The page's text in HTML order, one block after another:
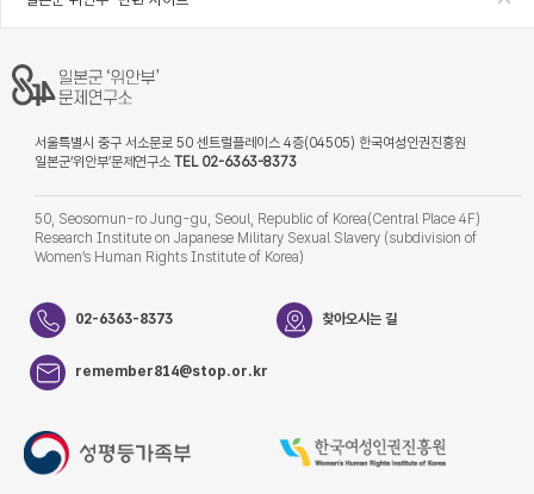
서울특별시 중구 서소문로 50 센트럴플레이스 4층(04505) 한국여성인권진흥원
일본군‘위안부’문제연구소 TEL 02-6363-8373
50, Seosomun-ro Jung-gu, Seoul, Republic of Korea(Central Place 4F)
Research Institute on Japanese Military Sexual Slavery (subdivision of
Women’s Human Rights Institute of Korea)
02-6363-8373 찾아오시는 길
remember814@stop.or.kr